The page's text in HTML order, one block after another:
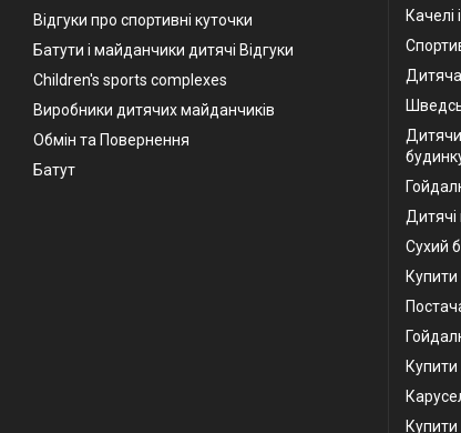
Відгуки про спортивні куточки
Батути і майданчики дитячі Відгуки
Children's sports complexes
Виробники дитячих майданчиків
Обмін та Повернення
Батут
Качелі
Сухий
Купити